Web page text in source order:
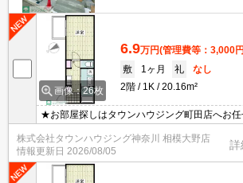
画像：26枚
6.9万円(管理費等：3,000
敷
1ヶ月 礼
なし
2階
1K 20.16m²
★お部屋探しはタウンハウジング町田店へお任
のご条件にピッタリなお部屋をご紹介可能で
が精一杯お手伝いさせていただきます！！★
株式会社タウンハウジング神奈川 相模大野店
情報更新日 2026/08/05
詳